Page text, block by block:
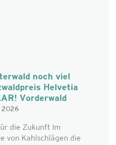
noch viel
Helvetia
Vorderwald
2026
die Zukunft Im
von Kahlschlägen die